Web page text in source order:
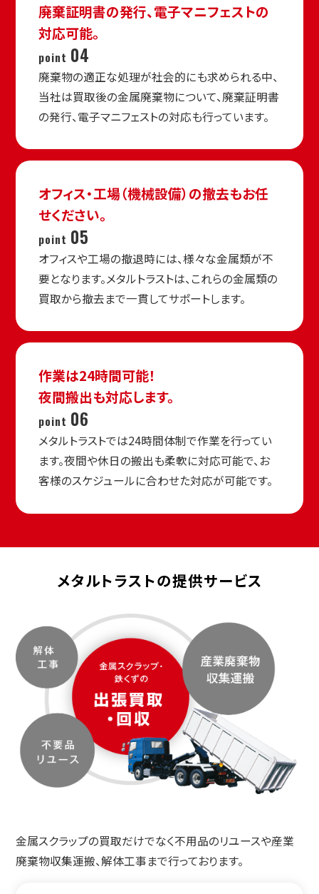
廃棄証明書の発行、電子マニフェストの
対応可能。
point 04
廃棄物の適正な処理が社会的にも求められる中、
当社は買取後の金属廃棄物について、廃棄証明書
の発行、電子マニフェストの対応も行っています。
オフィス・工場（機械設備）の撤去もお任
せください。
point 05
オフィスや工場の撤退時には、様々な金属類が不
要となります。メタルトラストは、これらの金属類の
買取から撤去まで一貫してサポートします。
作業は24時間可能！
夜間搬出も対応します。
point 06
メタルトラストでは24時間体制で作業を行ってい
ます。夜間や休日の搬出も柔軟に対応可能で、お
客様のスケジュールに合わせた対応が可能です。
メタルトラストの提供サービス
金属スクラップの買取だけでなく不用品のリユースや産業
廃棄物収集運搬、解体工事まで行っております。